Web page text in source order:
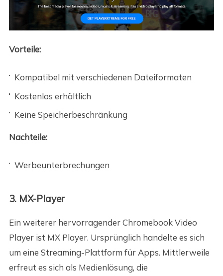
Vorteile:
Kompatibel mit verschiedenen Dateiformaten
Kostenlos erhältlich
Keine Speicherbeschränkung
Nachteile:
Werbeunterbrechungen
3. MX-Player
Ein weiterer hervorragender Chromebook Video
Player ist MX Player. Ursprünglich handelte es sich
um eine Streaming-Plattform für Apps. Mittlerweile
erfreut es sich als Medienlösung, die